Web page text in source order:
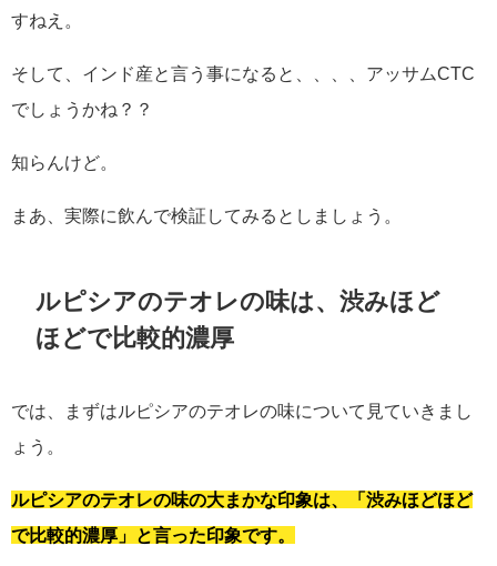
すねえ。
そして、インド産と言う事になると、、、、アッサムCTC
でしょうかね？？
知らんけど。
まあ、実際に飲んで検証してみるとしましょう。
ルピシアのテオレの味は、渋みほど
ほどで比較的濃厚
では、まずはルピシアのテオレの味について見ていきまし
ょう。
ルピシアのテオレの味の大まかな印象は、「渋みほどほど
で比較的濃厚」と言った印象です。